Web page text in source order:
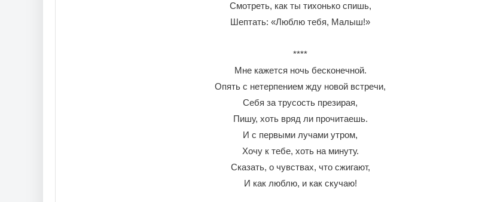
Смотреть, как ты тихонько спишь,
Шептать: «Люблю тебя, Малыш!»
****
Мне кажется ночь бесконечной.
Опять с нетерпением жду новой встречи,
Себя за трусость презирая,
Пишу, хоть вряд ли прочитаешь.
И с первыми лучами утром,
Хочу к тебе, хоть на минуту.
Сказать, о чувствах, что сжигают,
И как люблю, и как скучаю!